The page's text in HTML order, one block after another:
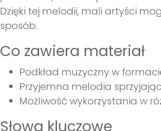
Dzięki tej melodii, mali artyści
sposób.
Co zawiera materiał
Podkład muzyczny w
Przyjemna melodia
Możliwość wykorzystania w
Słowa kluczowe